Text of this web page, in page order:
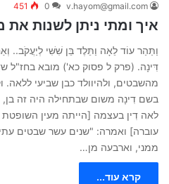
v.hayom@gmail.com
0
451
איך ומתי ניתן לשנות את
וַתַּהַר עוֹד לֵאָה וַתֵּלֶד בֵּן שִׁשִּׁי לְיַעֲקֹב..
דִּינָה. (פרק ל פסוק כא') מובא בחז"ל
מהשבטים, ולהיוולד כבן שביעי ללאה.
בשם דִינָה משום שבתחילה היה זה
לאה דִין בעצמה [הייתה מעין
עוברה] ואמרה: "שנים עשר שבטים
ממני, וארבעה מן…
קרא עוד...